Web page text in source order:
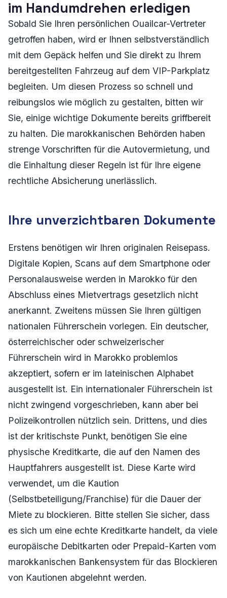
im Handumdrehen erledigen
Sobald Sie Ihren persönlichen Ouailcar-Vertreter
getroffen haben, wird er Ihnen selbstverständlich
mit dem Gepäck helfen und Sie direkt zu Ihrem
bereitgestellten Fahrzeug auf dem VIP-Parkplatz
begleiten. Um diesen Prozess so schnell und
reibungslos wie möglich zu gestalten, bitten wir
Sie, einige wichtige Dokumente bereits griffbereit
zu halten. Die marokkanischen Behörden haben
strenge Vorschriften für die Autovermietung, und
die Einhaltung dieser Regeln ist für Ihre eigene
rechtliche Absicherung unerlässlich.
Ihre unverzichtbaren Dokumente
Erstens benötigen wir Ihren originalen Reisepass.
Digitale Kopien, Scans auf dem Smartphone oder
Personalausweise werden in Marokko für den
Abschluss eines Mietvertrags gesetzlich nicht
anerkannt. Zweitens müssen Sie Ihren gültigen
nationalen Führerschein vorlegen. Ein deutscher,
österreichischer oder schweizerischer
Führerschein wird in Marokko problemlos
akzeptiert, sofern er im lateinischen Alphabet
ausgestellt ist. Ein internationaler Führerschein ist
nicht zwingend vorgeschrieben, kann aber bei
Polizeikontrollen nützlich sein. Drittens, und dies
ist der kritischste Punkt, benötigen Sie eine
physische Kreditkarte, die auf den Namen des
Hauptfahrers ausgestellt ist. Diese Karte wird
verwendet, um die Kaution
(Selbstbeteiligung/Franchise) für die Dauer der
Miete zu blockieren. Bitte stellen Sie sicher, dass
es sich um eine echte Kreditkarte handelt, da viele
europäische Debitkarten oder Prepaid-Karten vom
marokkanischen Bankensystem für das Blockieren
von Kautionen abgelehnt werden.